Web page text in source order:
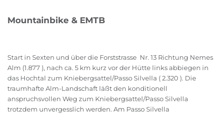
Mountainbike & EMTB
Start in Sexten und über die Forststrasse Nr. 13 Richtung Nemes
Alm (1.877 ), nach ca. 5 km kurz vor der Hütte links abbiegen in
das Hochtal zum Kniebergsattel/Passo Silvella ( 2.320 ). Die
traumhafte Alm-Landschaft läßt den konditionell
anspruchsvollen Weg zum Kniebergsattel/Passo Silvella
trotzdem unvergesslich werden. Am Passo Silvella